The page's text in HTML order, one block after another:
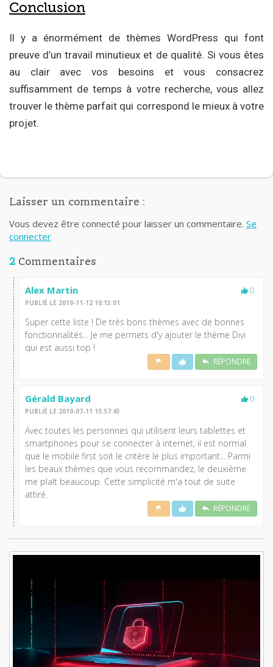
Conclusion
Il y a énormément de thèmes WordPress qui font
preuve d’un travail minutieux et de qualité. Si vous êtes
au clair avec vos besoins et vous consacrez
suffisamment de temps à votre recherche, vous allez
trouver le thème parfait qui correspond le mieux à votre
projet.
Laisser un commentaire :
Vous devez être connecté pour laisser un commentaire. Se
connecter
2 Commentaires
0
Alex Martin
PUBLIÉ LE 2019-11-12 10:13:01
Super cette liste ! De très bons thèmes avec de bonnes
fonctionnalités... Je me permets d'y ajouter le thème Divi
qui est aussi top !
RÉPONDRE
0
Gérald Bayard
PUBLIÉ LE 2019-07-11 15:57:43
Avec toutes les personnes qui utilisent leurs tablettes et
smartphones pour se connecter à internet, il est normal
que le mobile first soit le critère le plus important... Parmi
les beaux thèmes que vous recommandez, le deuxième
me plaît beaucoup. Cette simplicité m'a tout de suite
attiré.
RÉPONDRE
Lisez aussi: